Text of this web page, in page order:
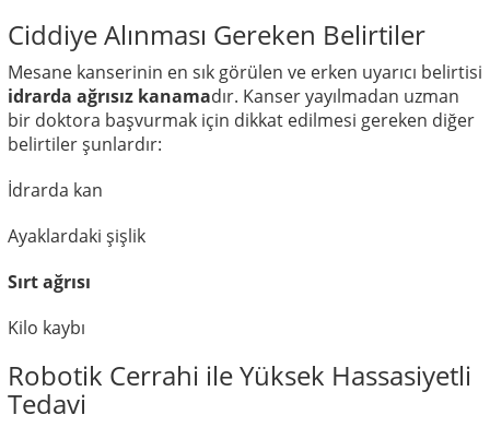
Ciddiye Alınması Gereken Belirtiler
Mesane kanserinin en sık görülen ve erken uyarıcı belirtisi
idrarda ağrısız kanamadır. Kanser yayılmadan uzman
bir doktora başvurmak için dikkat edilmesi gereken diğer
belirtiler şunlardır:
İdrarda kan
Ayaklardaki şişlik
Sırt ağrısı
Kilo kaybı
Robotik Cerrahi ile Yüksek Hassasiyetli
Tedavi